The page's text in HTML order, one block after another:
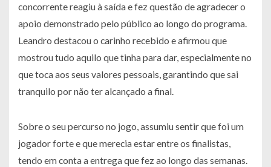
concorrente reagiu à saída e fez questão de agradecer o
apoio demonstrado pelo público ao longo do programa.
Leandro destacou o carinho recebido e afirmou que
mostrou tudo aquilo que tinha para dar, especialmente no
que toca aos seus valores pessoais, garantindo que sai
tranquilo por não ter alcançado a final.
Sobre o seu percurso no jogo, assumiu sentir que foi um
jogador forte e que merecia estar entre os finalistas,
tendo em conta a entrega que fez ao longo das semanas.